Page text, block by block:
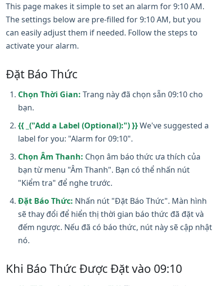
This page makes it simple to set an alarm for 9:10 AM.
The settings below are pre-filled for 9:10 AM, but you
can easily adjust them if needed. Follow the steps to
activate your alarm.
Đặt Báo Thức
Chọn Thời Gian: Trang này đã chọn sẵn 09:10 cho
bạn.
{{ _("Add a Label (Optional):") }}We've suggested a
label for you: "Alarm for 09:10".
Chọn Âm Thanh: Chọn âm báo thức ưa thích của
bạn từ menu "Âm Thanh". Bạn có thể nhấn nút
"Kiểm tra" để nghe trước.
Đặt Báo Thức: Nhấn nút "Đặt Báo Thức". Màn hình
sẽ thay đổi để hiển thị thời gian báo thức đã đặt và
đếm ngược. Nếu đã có báo thức, nút này sẽ cập nhật
nó.
Khi Báo Thức Được Đặt vào 09:10